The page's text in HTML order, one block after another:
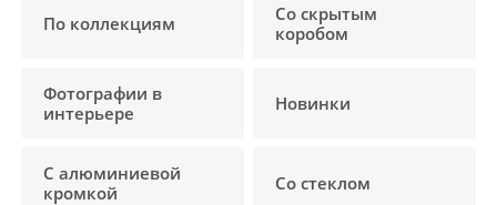
По коллекциям
Со скрытым
коробом
Фотографии в
интерьере
Новинки
С алюминиевой
кромкой
Со стеклом